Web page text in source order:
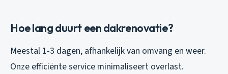
Hoe lang duurt een dakrenovatie?
Meestal 1-3 dagen, afhankelijk van omvang en weer.
Onze efficiënte service minimaliseert overlast.